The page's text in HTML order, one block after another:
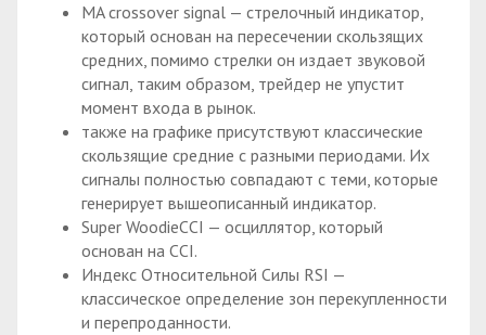
MA crossover signal — стрелочный индикатор,
который основан на пересечении скользящих
средних, помимо стрелки он издает звуковой
сигнал, таким образом, трейдер не упустит
момент входа в рынок.
также на графике присутствуют классические
скользящие средние с разными периодами. Их
сигналы полностью совпадают с теми, которые
генерирует вышеописанный индикатор.
Super WoodieCCI — осциллятор, который
основан на CCI.
Индекс Относительной Силы RSI —
классическое определение зон перекупленности
и перепроданности.